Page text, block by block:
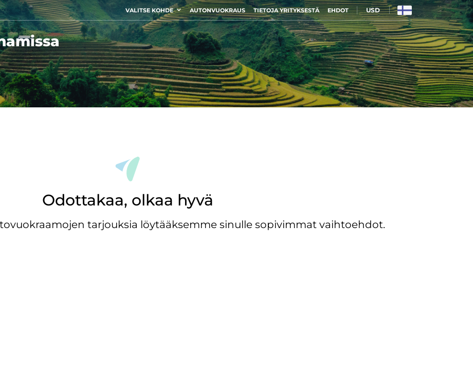
VALITSE KOHDE AUTONVUOKRAUS TIETOJA YRITYKSESTÄ EHDOT USD
Odottakaa, olkaa hyvä
tarjouksia löytääksemme sinulle sopivimmat vaihtoehdot.